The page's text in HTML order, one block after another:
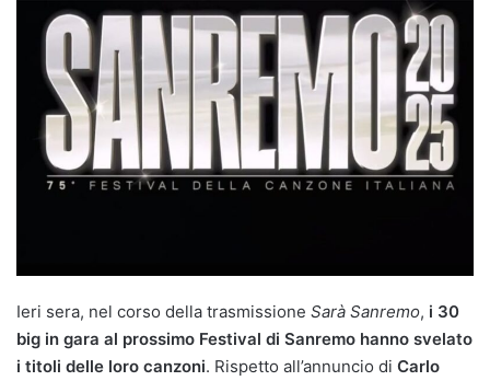
Ieri sera, nel corso della trasmissione Sarà Sanremo, i 30
big in gara al prossimo Festival di Sanremo hanno svelato
i titoli delle loro canzoni. Rispetto all’annuncio di Carlo